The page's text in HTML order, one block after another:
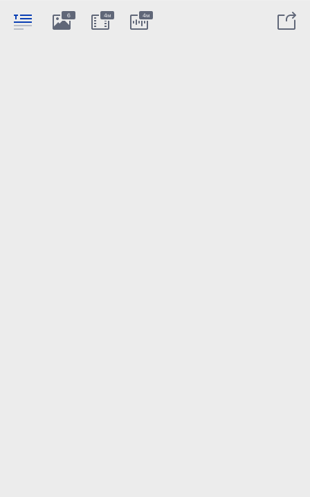
6 4м 4м